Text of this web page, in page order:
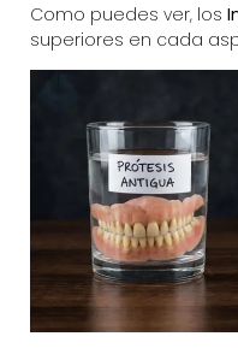
Como puedes ver, los
superiores en cada